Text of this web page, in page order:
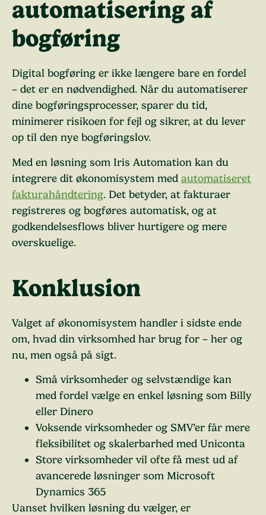
automatisering af
bogføring
Digital bogføring er ikke længere bare en fordel
– det er en nødvendighed. Når du automatiserer
dine bogføringsprocesser, sparer du tid,
minimerer risikoen for fejl og sikrer, at du lever
op til den nye bogføringslov.
Med en løsning som Iris Automation kan du
integrere dit økonomisystem med automatiseret
fakturahåndtering. Det betyder, at fakturaer
registreres og bogføres automatisk, og at
godkendelsesflows bliver hurtigere og mere
overskuelige.
Konklusion
Valget af økonomisystem handler i sidste ende
om, hvad din virksomhed har brug for – her og
nu, men også på sigt.
Små virksomheder og selvstændige kan
med fordel vælge en enkel løsning som Billy
eller Dinero
Voksende virksomheder og SMV’er får mere
fleksibilitet og skalerbarhed med Uniconta
Store virksomheder vil ofte få mest ud af
avancerede løsninger som Microsoft
Dynamics 365
Uanset hvilken løsning du vælger, er